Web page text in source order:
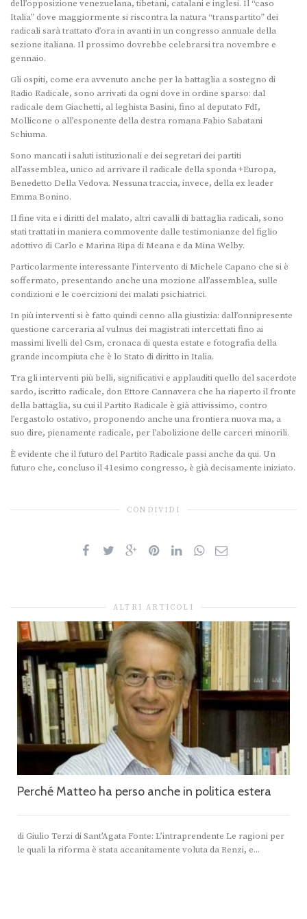
dell’opposizione venezuelana, tibetani, catalani e inglesi. Il “caso
Italia” dove maggiormente si riscontra la natura “transpartito” dei
radicali sarà trattato d’ora in avanti in un congresso annuale della
sezione italiana. Il prossimo dovrebbe celebrarsi tra novembre e
gennaio.
Gli ospiti, come era avvenuto anche per la battaglia a sostegno di
Radio Radicale, sono arrivati da ogni dove in ordine sparso: dal
radicale dem Giachetti, al leghista Basini, fino al deputato FdI,
Mollicone o all’esponente della destra romana Fabio Sabatani
Schiuma.
Sono mancati i saluti istituzionali e dei segretari dei partiti
all’assemblea, unico ad arrivare il radicale della sponda +Europa,
Benedetto Della Vedova. Nessuna traccia, invece, della ex leader
Emma Bonino.
Il fine vita e i diritti del malato, altri cavalli di battaglia radicali, sono
stati trattati in maniera commovente dalle testimonianze del figlio
adottivo di Carlo e Marina Ripa di Meana e da Mina Welby.
Particolarmente interessante l’intervento di Michele Capano che si è
soffermato, presentando anche una mozione all’assemblea, sulle
condizioni e le coercizioni dei malati psichiatrici.
In più interventi si è fatto quindi cenno alla giustizia: dall’onnipresente
questione carceraria al vulnus dei magistrati intercettati fino ai
massimi livelli del Csm, cronaca di questa estate e fotografia della
grande incompiuta che è lo Stato di diritto in Italia.
Tra gli interventi più belli, significativi e applauditi quello del sacerdote
sardo, iscritto radicale, don Ettore Cannavera che ha riaperto il fronte
della battaglia, su cui il Partito Radicale è già attivissimo, contro
l’ergastolo ostativo, proponendo anche una frontiera nuova ma, a
suo dire, pienamente radicale, per l’abolizione delle carceri minorili.
È evidente che il futuro del Partito Radicale passi anche da qui. Un
futuro che, concluso il 41esimo congresso, è già decisamente iniziato.
CONDIVIDI
ALTRI ARTICOLI
Perché Matteo ha perso anche in politica estera
di Giulio Terzi di Sant’Agata Fonte: L’intraprendente ‪Le ragioni per
le quali la riforma è stata accanitamente voluta da Renzi, e...